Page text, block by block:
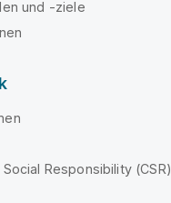
und -ziele
Responsibility (CSR)